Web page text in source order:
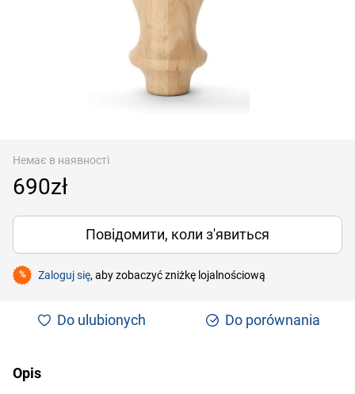
Немає в наявності
690zł
Повідомити, коли з'явиться
% Zaloguj się, aby zobaczyć zniżkę lojalnościową
Do ulubionych Do porównania
Opis